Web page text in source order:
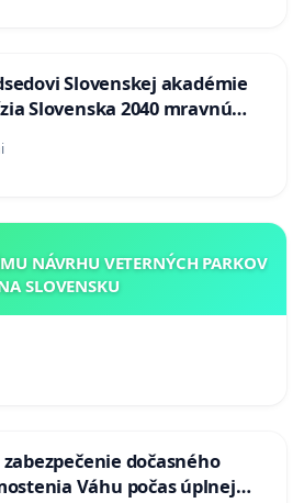
Slovenskej akadémie
Slovenska 2040 mravnú
NÁVRHU VETERNÝCH PARKOV
SLOVENSKU
dočasného
Váhu počas úplnej